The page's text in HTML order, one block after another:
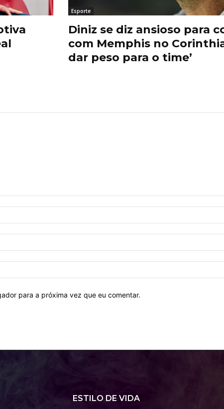
Esporte
Diniz se diz ansioso para
com Memphis no
dar peso para o time’
para a próxima vez que eu comentar.
ESTILO DE VIDA